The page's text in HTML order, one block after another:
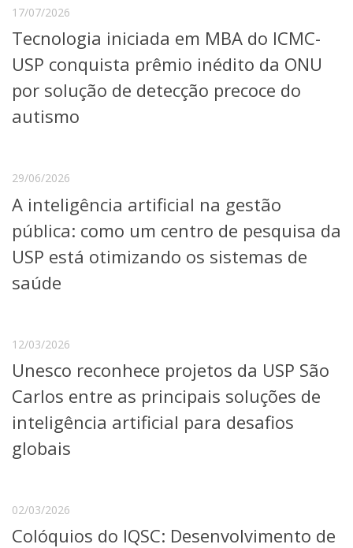
Pesquisa e Inovação
Linhas de Pesquisa
Centros, Núcleos e Projetos em Rede
Pós-doutorado
Iniciação Científica
Transferência de Tecnologia
Empresas Juniores
Artes, Cultura e Esportes
Museus e Espaços Interativos
Bibliotecas
Apoio ao Estudante
Segurança, Trânsito e Prevenção
RH, Administrativo e Financeiro
Aplicativos e Sites
Agenda de Eventos
Defesa de Teses
17/07/2026
Tecnologia iniciada em MBA do ICMC-
USP conquista prêmio inédito da ONU
por solução de detecção precoce do
autismo
29/06/2026
A inteligência artificial na gestão
pública: como um centro de pesquisa da
USP está otimizando os sistemas de
saúde
12/03/2026
Unesco reconhece projetos da USP São
Carlos entre as principais soluções de
inteligência artificial para desafios
globais
02/03/2026
Colóquios do IQSC: Desenvolvimento de